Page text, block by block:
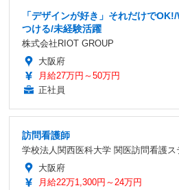
「デザインが好き」それだけで
つける/未経験活躍
株式会社RIOT GROUP
大阪府
月給27万円～50万円
正社員
訪問看護師
学校法人関西医科大学 関医訪問看護
大阪府
月給22万1,300円～24万円